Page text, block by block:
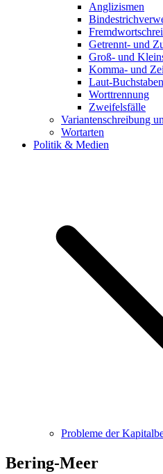
Anglizismen
Getrennt- und
Groß- und
Komma- und
Laut-
Worttrennung
Zweifelsfälle
Variantenschreibung
Wortarten
Politik & Medien
Probleme der
Bering-Meer